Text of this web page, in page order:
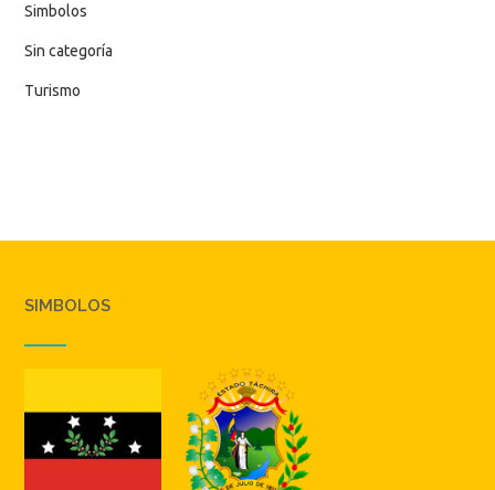
Simbolos
Sin categoría
Turismo
SIMBOLOS